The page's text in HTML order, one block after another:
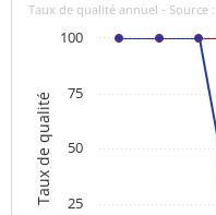
Taux de qualité
Taux de qualité annuel - Source
25
50
75
100